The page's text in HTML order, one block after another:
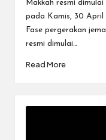
Makkah resmi
pada Kamis, 30
Fase pergerakan
resmi dimulai…
Read More